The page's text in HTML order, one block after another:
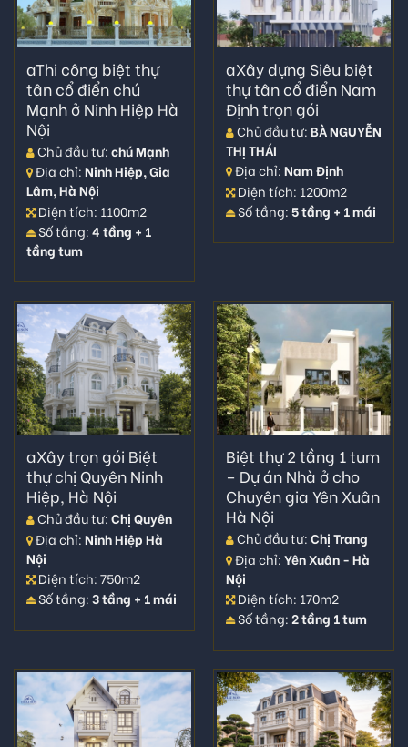
aThi công biệt thự
tân cổ điển chú
Mạnh ở Ninh Hiệp Hà
Nội
Chủ đầu tư: chú Mạnh
Địa chỉ: Ninh Hiệp, Gia
Lâm, Hà Nội
Diện tích: 1100m2
Số tầng: 4 tầng + 1
tầng tum
aXây dựng Siêu biệt
thự tân cổ điển Nam
Định trọn gói
Chủ đầu tư: BÀ NGUYỄN
THỊ THÁI
Địa chỉ: Nam Định
Diện tích: 1200m2
Số tầng: 5 tầng + 1 mái
aXây trọn gói Biệt
thự chị Quyên Ninh
Hiệp, Hà Nội
Chủ đầu tư: Chị Quyên
Địa chỉ: Ninh Hiệp Hà
Nội
Diện tích: 750m2
Số tầng: 3 tầng + 1 mái
Biệt thự 2 tầng 1 tum
– Dự án Nhà ở cho
Chuyên gia Yên Xuân
Hà Nội
Chủ đầu tư: Chị Trang
Địa chỉ: Yên Xuân - Hà
Nội
Diện tích: 170m2
Số tầng: 2 tầng 1 tum